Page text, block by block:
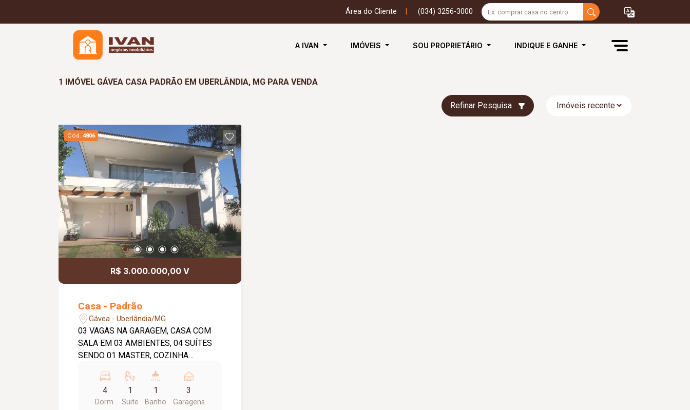
Área do Cliente (034) 3256-3000
A IVAN IMÓVEIS SOU PROPRIETÁRIO INDIQUE E GANHE
1 IMÓVEL GÁVEA CASA PADRÃO EM UBERLÂNDIA, MG PARA VENDA
Refinar Pesquisa
Cód. 4806
R$ 3.000.000,00 V
Casa - Padrão
Gávea - Uberlândia/MG
03 VAGAS NA GARAGEM, CASA COM
SALA EM 03 AMBIENTES, 04 SUÍTES
SENDO 01 MASTER, COZINHA
SERVIÇO, ÀREA DE LAZER COM
PISCINA, QUIOSQUE, ÀREA VERDE
COM 980M².CASA TODA COM
4
Dorm.
1
Suite
1
Banho
3
Garagens